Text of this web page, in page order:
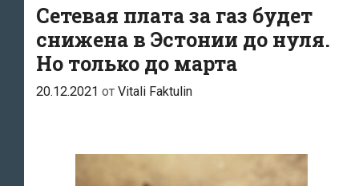
Сетевая плата за газ будет
снижена в Эстонии до нуля.
Но только до марта
20.12.2021 от Vitali Faktulin